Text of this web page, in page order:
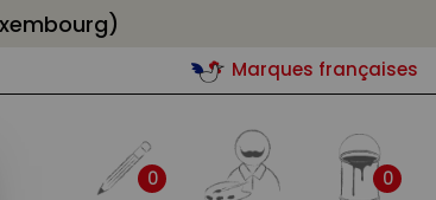
Marques françaises
0 0